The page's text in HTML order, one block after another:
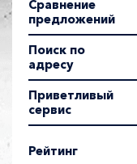
Сравнение
предложений
Поиск по
адресу
Приветливый
сервис
Рейтинг